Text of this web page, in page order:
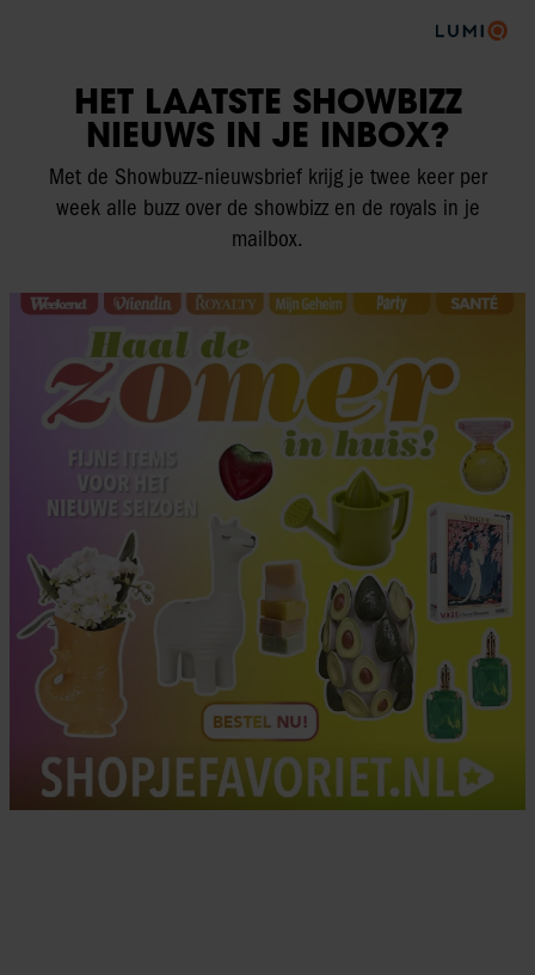
HET LAATSTE SHOWBIZZ
NIEUWS IN JE INBOX?
Met de Showbuzz-nieuwsbrief krijg je twee keer per
week alle buzz over de showbizz en de royals in je
mailbox.